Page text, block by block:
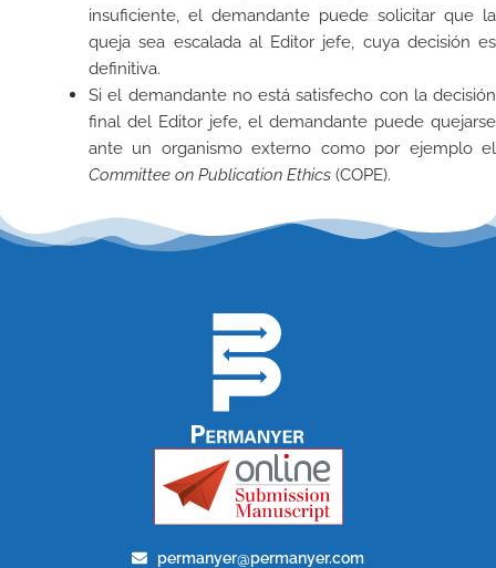
insuficiente, el demandante puede solicitar que la
queja sea escalada al Editor jefe, cuya decisión es
definitiva.
Si el demandante no está satisfecho con la decisión
final del Editor jefe, el demandante puede quejarse
ante un organismo externo como por ejemplo el
Committee on Publication Ethics (COPE).
permanyer@permanyer.com